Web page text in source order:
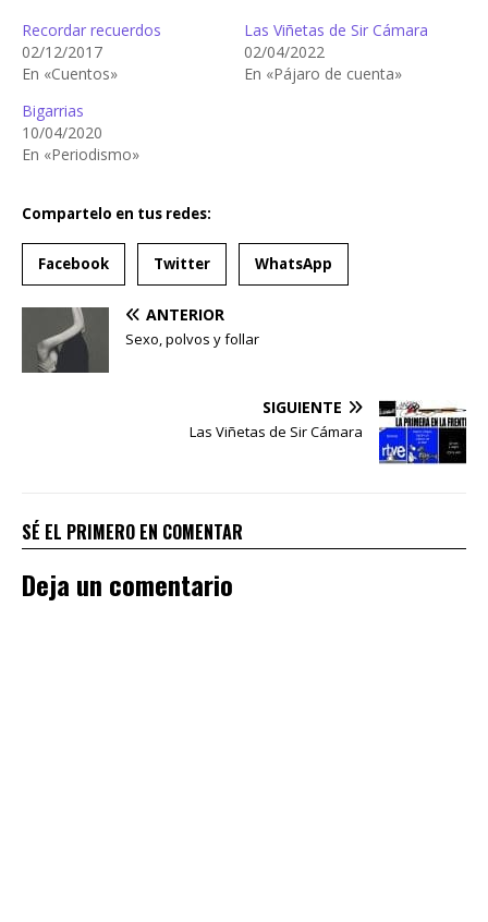
Recordar recuerdos
02/12/2017
En «Cuentos»
Las Viñetas de Sir Cámara
02/04/2022
En «Pájaro de cuenta»
Bigarrias
10/04/2020
En «Periodismo»
Compartelo en tus redes:
Facebook Twitter WhatsApp
ANTERIOR
Sexo, polvos y follar
SIGUIENTE
Las Viñetas de Sir Cámara
SÉ EL PRIMERO EN COMENTAR
Deja un comentario